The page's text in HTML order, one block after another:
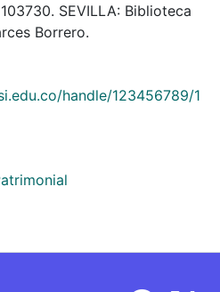
SEVILLA: Biblioteca
Borrero.
handle/123456789/1